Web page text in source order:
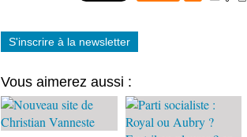
S'inscrire à la newsletter
Vous aimerez aussi :